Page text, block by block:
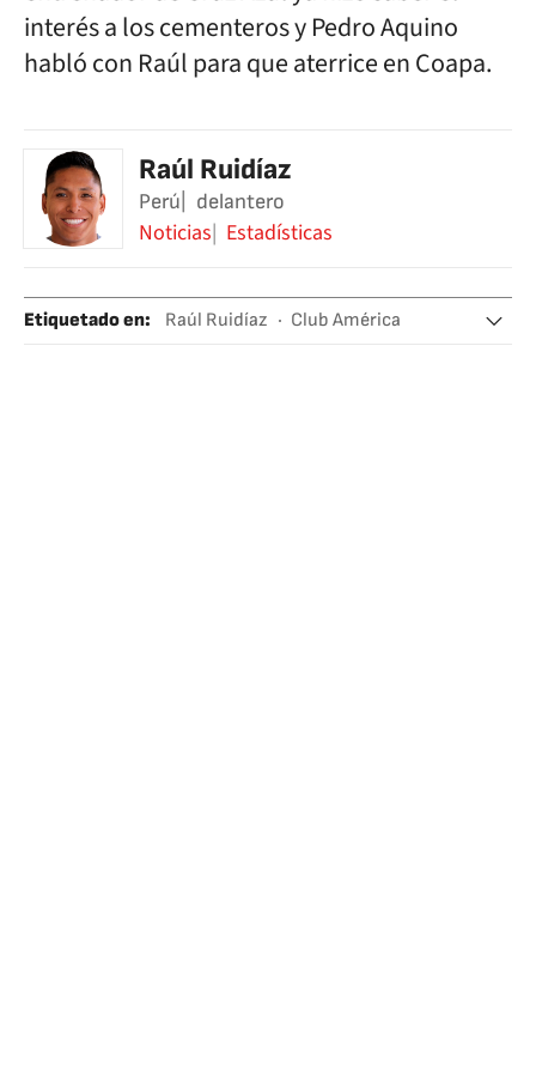
interés a los cementeros y Pedro Aquino
habló con Raúl para que aterrice en Coapa.
Raúl Ruidíaz
Perú delantero
Noticias Estadísticas
Etiquetado en: Raúl Ruidíaz
Club América